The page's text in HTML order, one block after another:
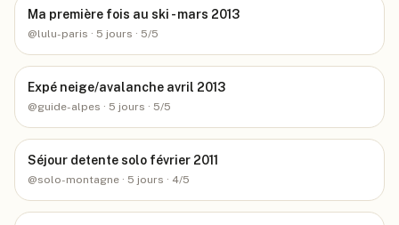
Ma première fois au ski - mars 2013
@lulu-paris · 5 jours · 5/5
Expé neige/avalanche avril 2013
@guide-alpes · 5 jours · 5/5
Séjour detente solo février 2011
@solo-montagne · 5 jours · 4/5